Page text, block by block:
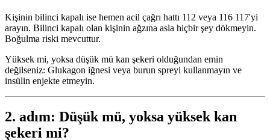
Kişinin bilinci kapalı ise hemen acil çağrı hattı 112 veya 116 117'yi
arayın. Bilinci kapalı olan kişinin ağzına asla hiçbir şey dökmeyin.
Boğulma riski mevcuttur.
Yüksek mi, yoksa düşük mü kan şekeri olduğundan emin
değilseniz: Glukagon iğnesi veya burun spreyi kullanmayın ve
insülin enjekte etmeyin.
2. adım: Düşük mü, yoksa yüksek kan
şekeri mi?